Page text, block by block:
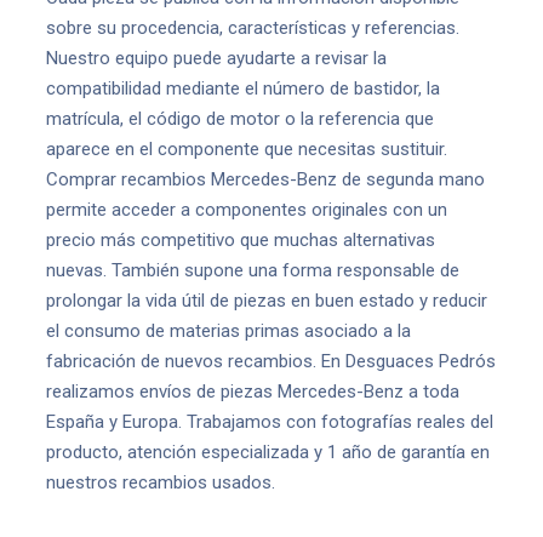
sobre su procedencia, características y referencias.
Nuestro equipo puede ayudarte a revisar la
compatibilidad mediante el número de bastidor, la
matrícula, el código de motor o la referencia que
aparece en el componente que necesitas sustituir.
Comprar recambios Mercedes-Benz de segunda mano
permite acceder a componentes originales con un
precio más competitivo que muchas alternativas
nuevas. También supone una forma responsable de
prolongar la vida útil de piezas en buen estado y reducir
el consumo de materias primas asociado a la
fabricación de nuevos recambios. En Desguaces Pedrós
realizamos envíos de piezas Mercedes-Benz a toda
España y Europa. Trabajamos con fotografías reales del
producto, atención especializada y 1 año de garantía en
nuestros recambios usados.